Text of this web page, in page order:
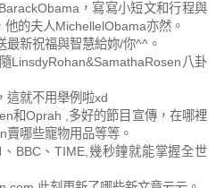
，寫寫小短文和行程與
的夫人MichellelObama亦然。
最新祝福與智慧給妳/你^^。
LinsdyRohan&SamathaRosen八卦
這就不用舉例啦xd
和Oprah ,多好的節目宣傳，在哪裡
賣哪些寵物用品等等。
BBC、TIME,幾秒鐘就能掌握全世